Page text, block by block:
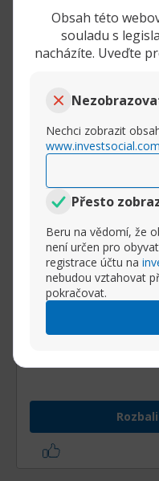
Obsah této
souladu s
nacházíte. Uveďte
Nechci zobrazit
www.investsocial.com
Přesto
Beru na vědomí, že
není určen pro
registrace účtu na
nebudou vztahovat
pokračovat.
23-01-2026,
11:20 AM
tamara
PMI jak
manažerů (PMI)
že ekonomika na
smíšené, ale